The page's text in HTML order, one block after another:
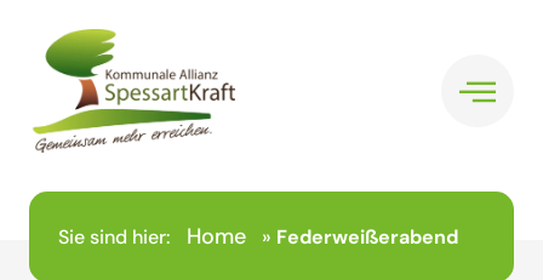
Sie sind hier: Home » Federweißerabend